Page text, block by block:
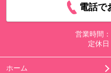
電話で
営業時間：
定休日
ホーム